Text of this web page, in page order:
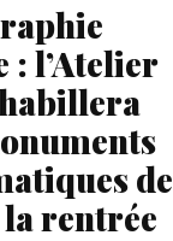
: l’Atelier
de
rentrée